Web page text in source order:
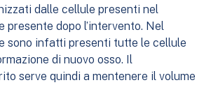
dalle cellule presenti nel
presente dopo l’intervento. Nel
sono infatti presenti tutte le cellule
di nuovo osso. Il
serve quindi a mentenere il volume